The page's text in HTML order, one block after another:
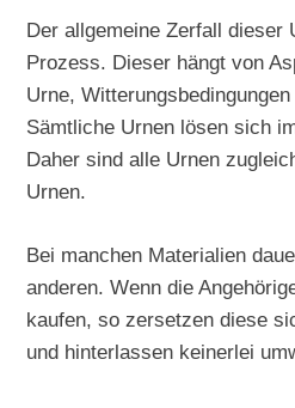
Der allgemeine Zerfall dieser
Prozess. Dieser hängt von
Urne,
Sämtliche Urnen lösen sich
Daher sind alle Urnen
Urnen.
Bei manchen Materialien
anderen. Wenn die
kaufen, so zersetzen diese
und hinterlassen keinerlei